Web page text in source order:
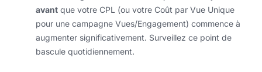
avant que votre CPL (ou votre Coût par Vue Unique
pour une campagne Vues/Engagement) commence à
augmenter significativement. Surveillez ce point de
bascule quotidiennement.